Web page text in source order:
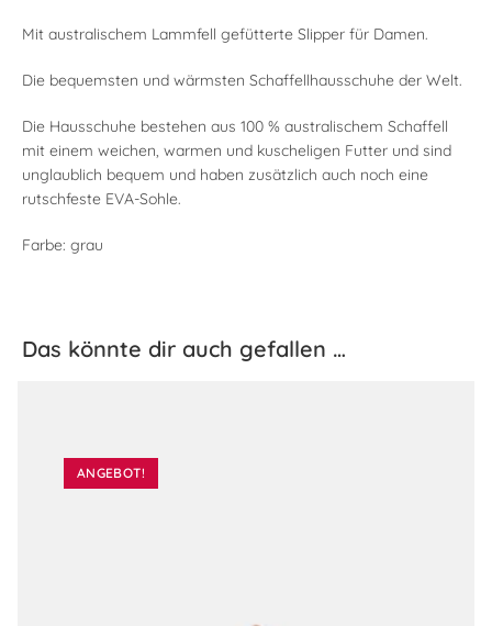
Mit australischem Lammfell gefütterte Slipper für Damen.
Die bequemsten und wärmsten Schaffellhausschuhe der Welt.
Die Hausschuhe bestehen aus 100 % australischem Schaffell
mit einem weichen, warmen und kuscheligen Futter und sind
unglaublich bequem und haben zusätzlich auch noch eine
rutschfeste EVA-Sohle.
Farbe: grau
Das könnte dir auch gefallen …
ANGEBOT!